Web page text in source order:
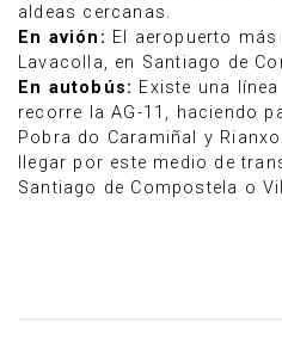
aldeas cercanas.
En avión: El aeropuerto
Lavacolla, en Santiago de
En autobús: Existe una
recorre la AG-11, haciendo
Pobra do Caramiñal y
llegar por este medio de
Santiago de Compostela o